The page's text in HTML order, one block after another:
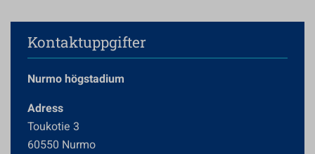
Kontaktuppgifter
Nurmo högstadium
Adress
Toukotie 3
60550 Nurmo